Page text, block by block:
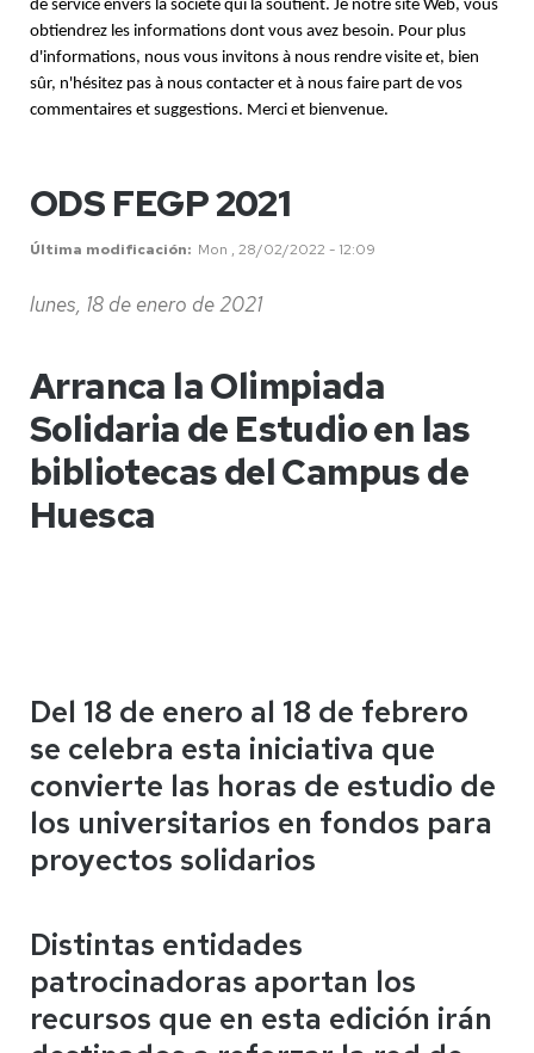
de service envers la société qui la soutient. Je notre site Web, vous
obtiendrez les informations dont vous avez besoin. Pour plus
d'informations, nous vous invitons à nous rendre visite et, bien
sûr, n'hésitez pas à nous contacter et à nous faire part de vos
commentaires et suggestions. Merci et bienvenue.
ODS FEGP 2021
Última modificación Mon , 28/02/2022 - 12:09
lunes, 18 de enero de 2021
Arranca la Olimpiada
Solidaria de Estudio en las
bibliotecas del Campus de
Huesca
Del 18 de enero al 18 de febrero
se celebra esta iniciativa que
convierte las horas de estudio de
los universitarios en fondos para
proyectos solidarios
Distintas entidades
patrocinadoras aportan los
recursos que en esta edición irán